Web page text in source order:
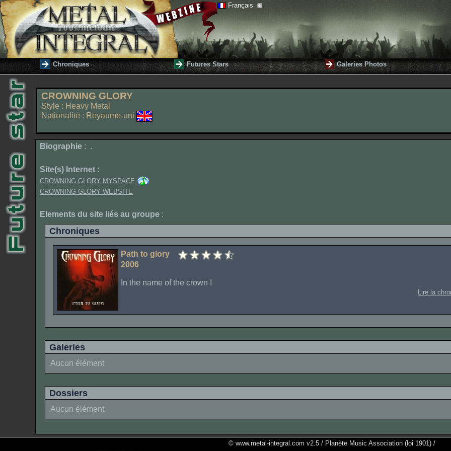
Français
Chroniques Futures Stars Galeries Photos
CROWNING GLORY
Style : Heavy Metal
Nationalité : Royaume-uni
Biographie : .
Site(s) Internet :
CROWNING GLORY MYSPACE
CROWNING GLORY WEBSITE
Elements du site liés au groupe :
Chroniques
Path to glory
2006
In the name of the crown !
Lire la
Galeries
Aucun élément
Dossiers
Aucun élément
© www.metal-integral.com v2.5 / Planète Music Association (loi 1901) /